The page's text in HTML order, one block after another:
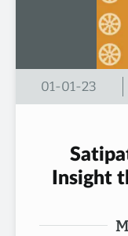
01-01-23
Insight